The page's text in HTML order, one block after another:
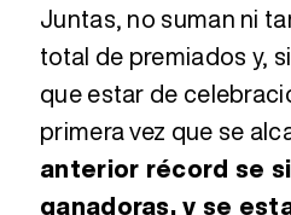
Juntas, no suman ni
total de premiados y,
que estar de
primera vez que se
anterior récord se
ganadoras, y se